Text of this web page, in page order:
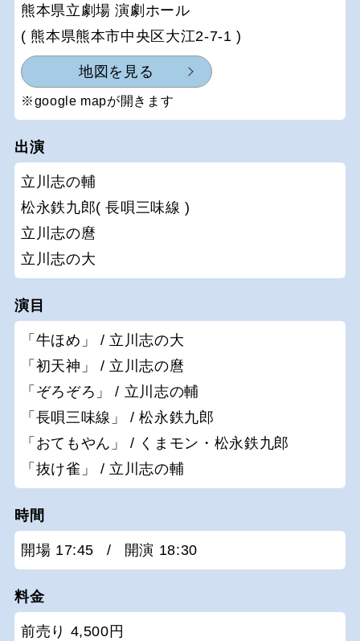
熊本県立劇場 演劇ホール
( 熊本県熊本市中央区大江2-7-1 )
地図を見る
※google mapが開きます
出演
立川志の輔
松永鉄九郎( 長唄三味線 )
立川志の麿
立川志の大
演目
「牛ほめ」 / 立川志の大
「初天神」 / 立川志の麿
「ぞろぞろ」 / 立川志の輔
「長唄三味線」 / 松永鉄九郎
「おてもやん」 / くまモン・松永鉄九郎
「抜け雀」 / 立川志の輔
時間
開場 17:45 / 開演 18:30
料金
前売り 4,500円